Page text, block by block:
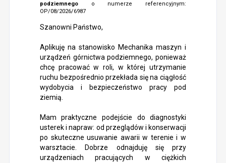
podziemnegoo numerze referencyjnym:
OP/08/2026/6987
Szanowni Państwo,
Aplikuję na stanowisko Mechanika maszyn i
urządzeń górnictwa podziemnego, ponieważ
chcę pracować w roli, w której utrzymanie
ruchu bezpośrednio przekłada się na ciągłość
wydobycia i bezpieczeństwo pracy pod
ziemią.
Mam praktyczne podejście do diagnostyki
usterek i napraw: od przeglądów i konserwacji
po skuteczne usuwanie awarii w terenie i w
warsztacie. Dobrze odnajduję się przy
urządzeniach pracujących w ciężkich